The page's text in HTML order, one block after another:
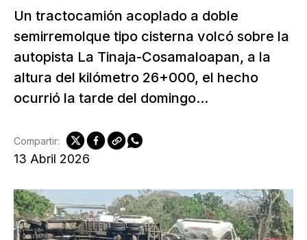
Un tractocamión acoplado a doble
semirremolque tipo cisterna volcó sobre la
autopista La Tinaja-Cosamaloapan, a la
altura del kilómetro 26+000, el hecho
ocurrió la tarde del domingo...
13 Abril 2026
Compartir: